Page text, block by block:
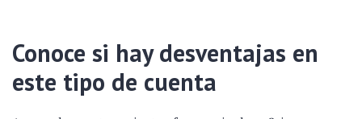
Conoce si hay desventajas en
este tipo de cuenta